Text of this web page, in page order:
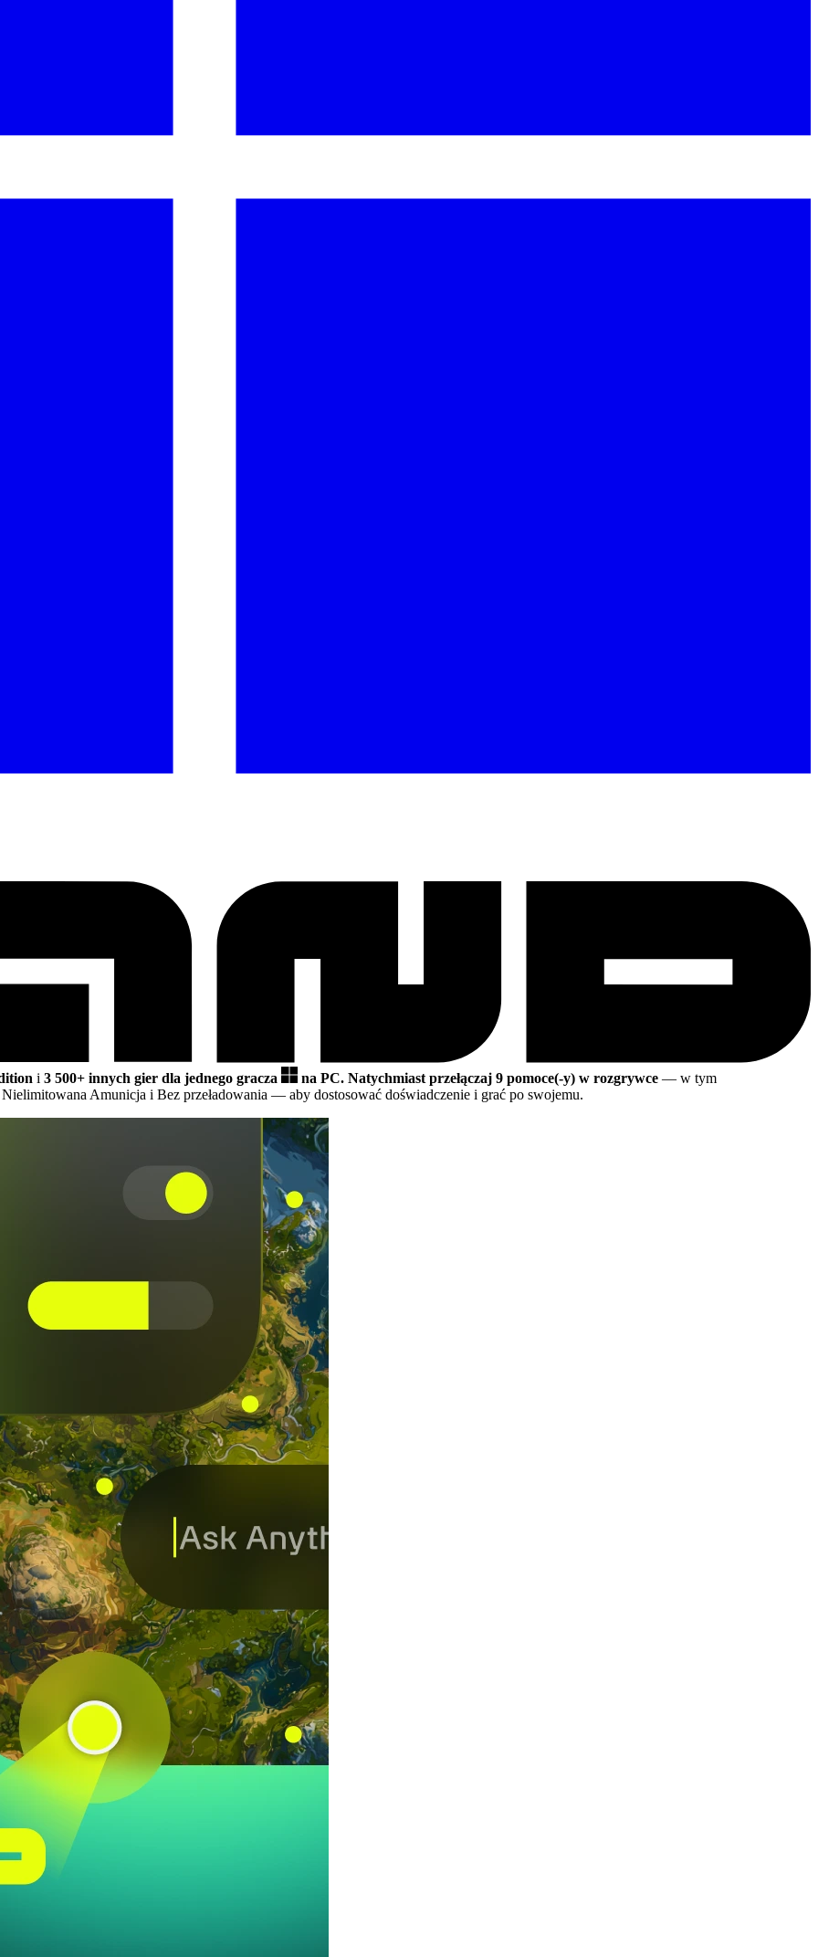
i 3 500+ innych gier dla jednego gracza na PC. Natychmiast przełączaj 9 pomoce(-y) w rozgrywce — w tym
Amunicja i Bez przeładowania — aby dostosować doświadczenie i grać po swojemu.